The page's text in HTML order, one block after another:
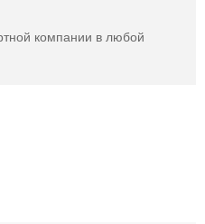
компании в любой